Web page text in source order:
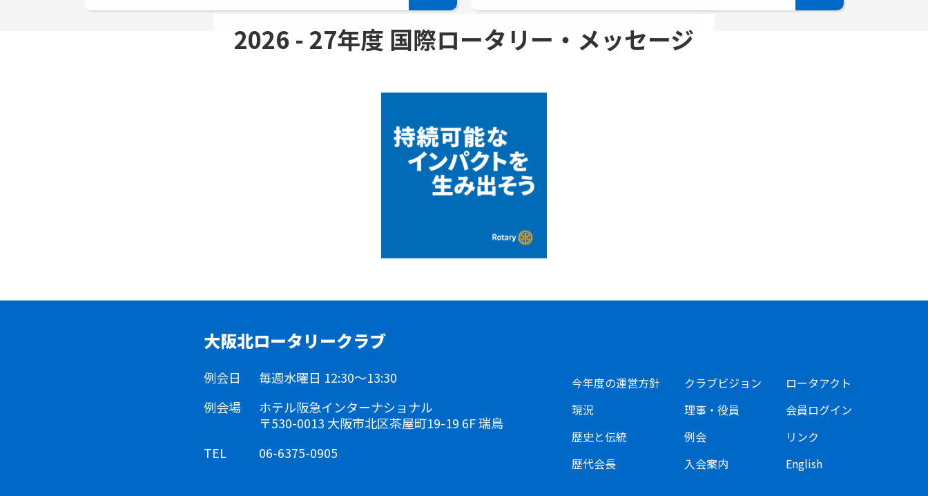
2026 - 27年度 国際ロータリー・メッセージ
大阪北ロータリークラブ
例会日
毎週水曜日 12:30～13:30
例会場
ホテル阪急インターナショナル
〒530-0013 大阪市北区茶屋町19-19 6F 瑞鳥
TEL
06-6375-0905
今年度の運営方針
現況
歴史と伝統
歴代会長
クラブビジョン
理事・役員
例会
入会案内
ロータアクト
会員ログイン
リンク
English